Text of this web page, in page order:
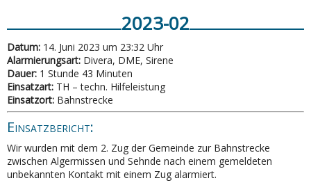
2023-02
Datum: 14. Juni 2023 um 23:32 Uhr
Alarmierungsart: Divera, DME, Sirene
Dauer: 1 Stunde 43 Minuten
Einsatzart: TH – techn. Hilfeleistung
Einsatzort: Bahnstrecke
Einsatzbericht:
Wir wurden mit dem 2. Zug der Gemeinde zur Bahnstrecke
zwischen Algermissen und Sehnde nach einem gemeldeten
unbekannten Kontakt mit einem Zug alarmiert.